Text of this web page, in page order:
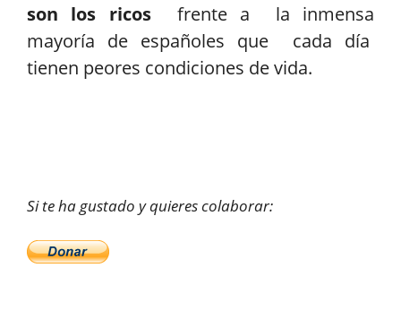
son los ricos
frente a la inmensa
mayoría de españoles que cada día
tienen peores condiciones de vida.
Si te ha gustado y quieres colaborar: